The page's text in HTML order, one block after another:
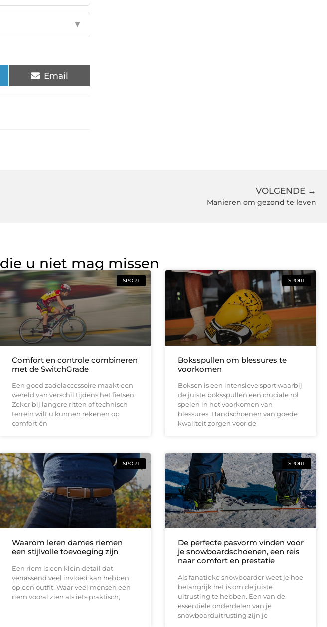
▼
Email
VOLGENDE →
Manieren om gezond te leven
die u niet mag missen
SPORT
Comfort en controle combineren
met de SwitchGrade
Een goed zadelaccessoire maakt een
wereld van verschil tijdens het fietsen.
Zeker bij langere ritten of technisch
terrein wilt u kunnen rekenen op
comfort én
SPORT
Boksspullen om blessures te
voorkomen
Boksen is een intensieve sport waarbij
de juiste boksspullen een cruciale rol
spelen in het voorkomen van
blessures. Handschoenen van goede
kwaliteit zorgen voor de
SPORT
Waarom leren dames riemen
een stijlvolle toevoeging zijn
Een riem is een klein detail dat
verrassend veel invloed kan hebben
op een outfit. Waar veel mensen een
riem vooral zien als iets praktisch,
SPORT
De perfecte pasvorm vinden voor
je snowboardschoenen, een reis
naar comfort en prestatie
Als fanatieke snowboarder weet je hoe
belangrijk het is om de juiste
uitrusting te hebben. Een van de
essentiële onderdelen van je
snowboarduitrusting zijn je